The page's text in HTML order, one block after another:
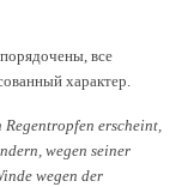
все
характер.
erscheint,
wegen seiner
wegen der